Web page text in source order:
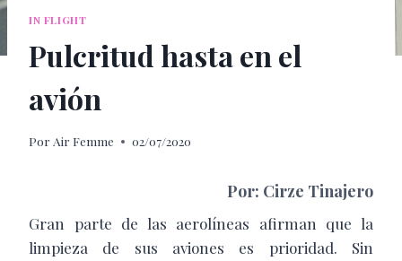
IN FLIGHT
Pulcritud hasta en el
avión
Por Air Femme 02/07/2020
Por: Cirze Tinajero
Gran parte de las aerolíneas afirman que la
limpieza de sus aviones es prioridad. Sin